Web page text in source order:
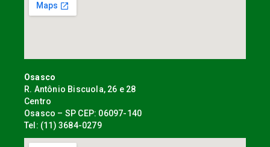
Osasco
R. Antônio Biscuola, 26 e 28
Centro
Osasco – SP CEP: 06097-140
Tel: (11) 3684-0279